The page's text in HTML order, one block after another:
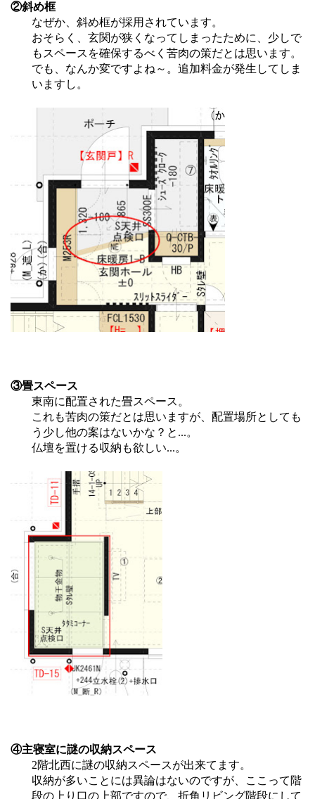
②斜め框
なぜか、斜め框が採用されています。
おそらく、玄関が狭くなってしまったために、少しで
もスペースを確保するべく苦肉の策だとは思います。
でも、なんか変ですよね～。追加料金が発生してしま
いますし。
③畳スペース
東南に配置された畳スペース。
これも苦肉の策だとは思いますが、配置場所としても
う少し他の案はないかな？と...。
仏壇を置ける収納も欲しい...。
④主寝室に謎の収納スペース
2階北西に謎の収納スペースが出来てます。
収納が多いことには異論はないのですが、ここって階
段の上り口の上部ですので、折角リビング階段にして